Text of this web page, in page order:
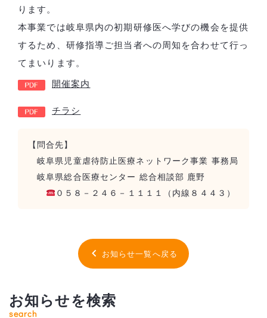
ります。
本事業では岐阜県内の初期研修医へ学びの機会を提供
するため、研修指導ご担当者への周知を合わせて行っ
てまいります。
開催案内
チラシ
【問合先】
岐阜県児童虐待防止医療ネットワーク事業 事務局
岐阜県総合医療センター 総合相談部 鹿野
０５８－２４６－１１１１（内線８４４３）
お知らせ一覧へ戻る
お知らせを検索
search